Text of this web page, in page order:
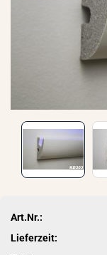
Art.Nr.:
Lieferzeit: